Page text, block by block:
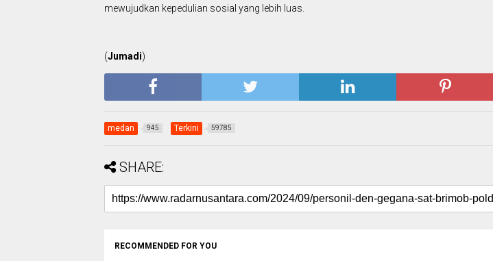
mewujudkan kepedulian sosial yang lebih luas.
(Jumadi)
medan 945 Terkini 59785
SHARE:
RECOMMENDED FOR YOU